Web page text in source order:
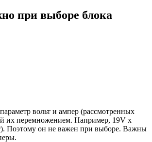
при выборе блока
вольт и ампер (рассмотренных
их перемножением. Например, 19V x
Поэтому он не важен при выборе. Важны